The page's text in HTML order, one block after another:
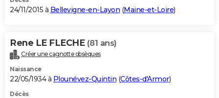
24/11/2015 à Bellevigne-en-Layon (Maine-et-Loire)
Rene LE FLECHE (81 ans)
Créer une cagnotte obsèques
Naissance
22/05/1934 à Plounévez-Quintin (Côtes-d'Armor)
Décès